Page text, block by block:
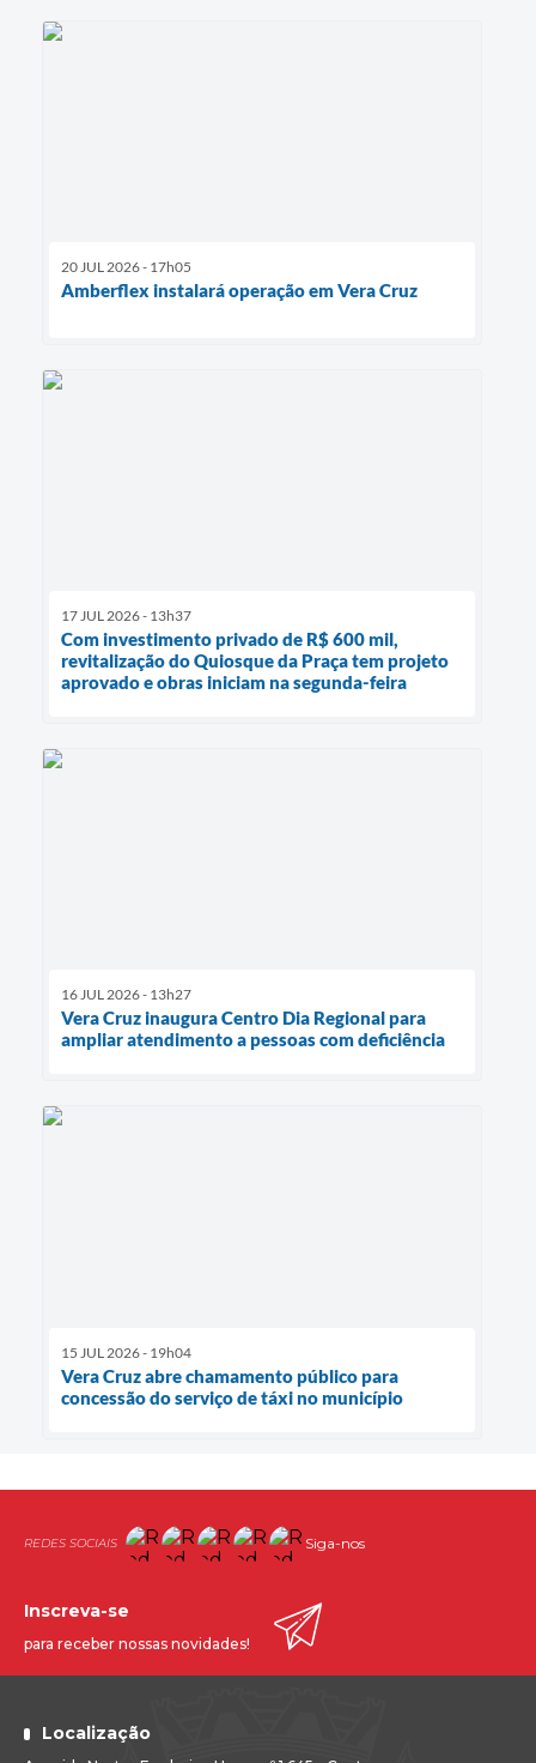
20 JUL 2026 - 17h05
Amberflex instalará operação em Vera Cruz
17 JUL 2026 - 13h37
Com investimento privado de R$ 600 mil,
revitalização do Quiosque da Praça tem projeto
aprovado e obras iniciam na segunda-feira
16 JUL 2026 - 13h27
Vera Cruz inaugura Centro Dia Regional para
ampliar atendimento a pessoas com deficiência
15 JUL 2026 - 19h04
Vera Cruz abre chamamento público para
concessão do serviço de táxi no município
Siga-nos
Localização
Inscreva-se
para receber nossas novidades!